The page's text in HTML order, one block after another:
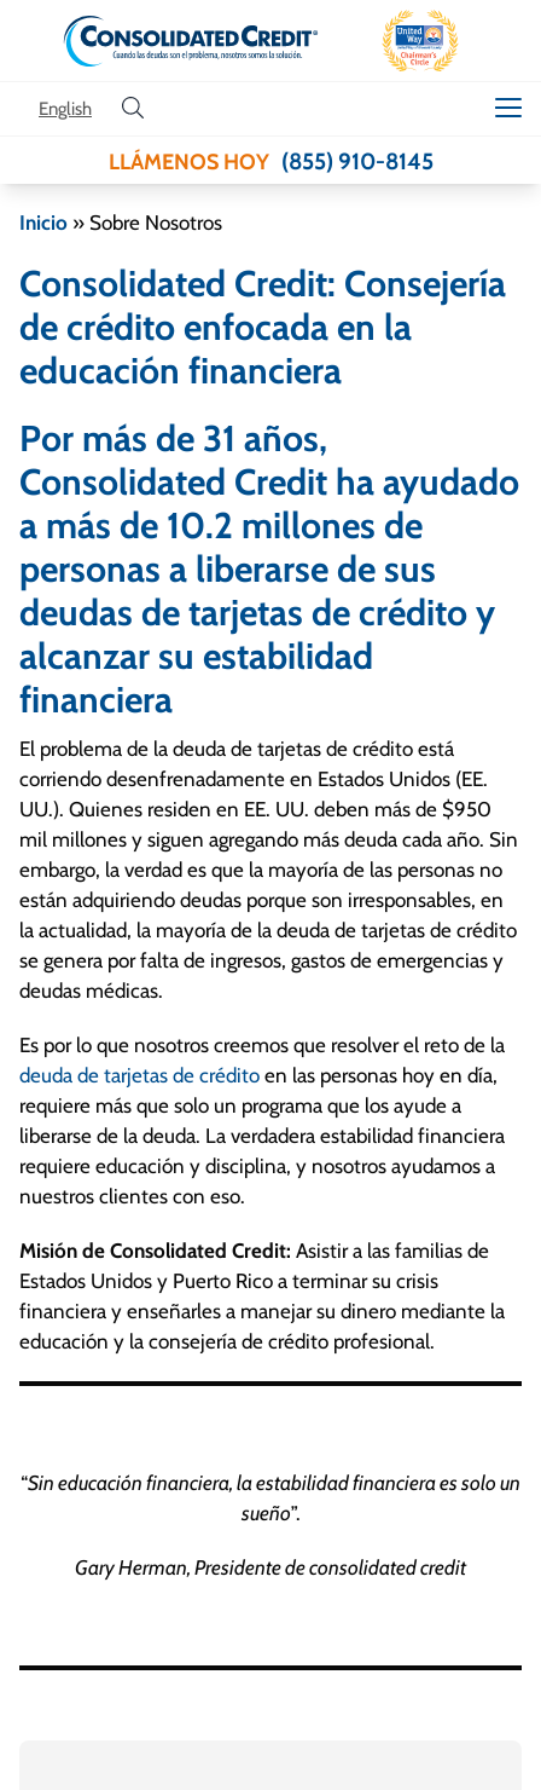
Skip to content
English
LLÁMENOS HOY (855) 910-8145
Inicio » Sobre Nosotros
Consolidated Credit: Consejería
de crédito enfocada en la
educación financiera
Por más de 31 años,
Consolidated Credit ha ayudado
a más de 10.2 millones de
personas a liberarse de sus
deudas de tarjetas de crédito y
alcanzar su estabilidad
financiera
El problema de la deuda de tarjetas de crédito está
corriendo desenfrenadamente en Estados Unidos (EE.
UU.). Quienes residen en EE. UU. deben más de $950
mil millones y siguen agregando más deuda cada año. Sin
embargo, la verdad es que la mayoría de las personas no
están adquiriendo deudas porque son irresponsables, en
la actualidad, la mayoría de la deuda de tarjetas de crédito
se genera por falta de ingresos, gastos de emergencias y
deudas médicas.
Es por lo que nosotros creemos que resolver el reto de la
deuda de tarjetas de crédito en las personas hoy en día,
requiere más que solo un programa que los ayude a
liberarse de la deuda. La verdadera estabilidad financiera
requiere educación y disciplina, y nosotros ayudamos a
nuestros clientes con eso.
Misión de Consolidated Credit: Asistir a las familias de
Estados Unidos y Puerto Rico a terminar su crisis
financiera y enseñarles a manejar su dinero mediante la
educación y la consejería de crédito profesional.
“Sin educación financiera, la estabilidad financiera es solo un
sueño”.
Gary Herman, Presidente de consolidated credit